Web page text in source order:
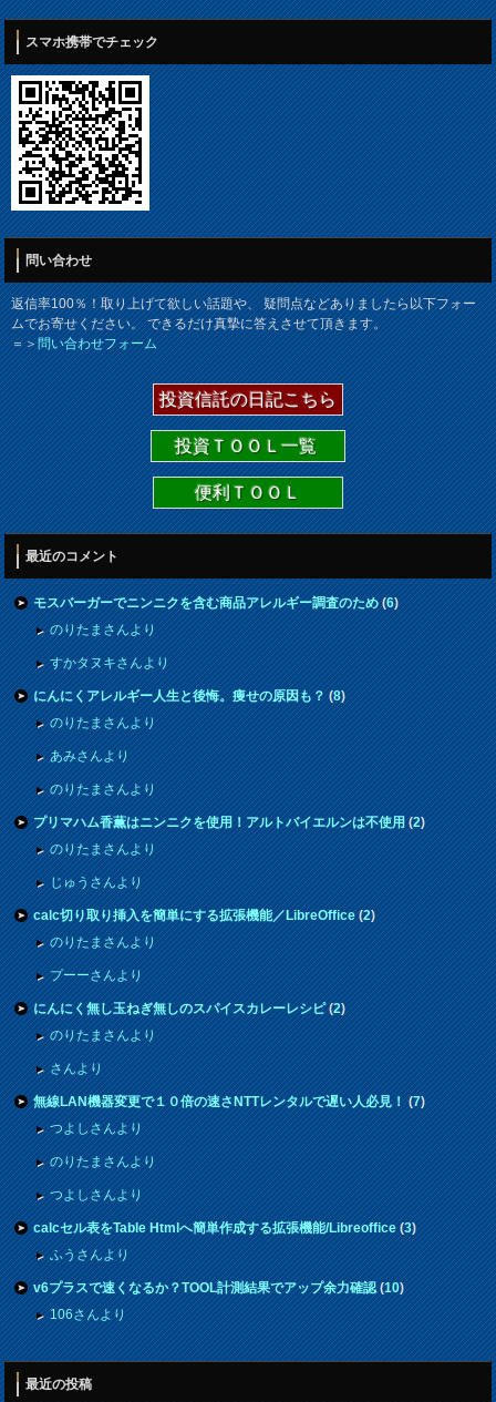
スマホ携帯でチェック
問い合わせ
返信率100％！取り上げて欲しい話題や、 疑問点などありましたら以下フォー
ムでお寄せください。 できるだけ真摯に答えさせて頂きます。
＝＞問い合わせフォーム
投資信託の日記こちら
投資ＴＯＯＬ一覧
便利ＴＯＯＬ
最近のコメント
モスバーガーでニンニクを含む商品アレルギー調査のため(6)
のりたまさんより
すかタヌキさんより
にんにくアレルギー人生と後悔。痩せの原因も？(8)
のりたまさんより
あみさんより
のりたまさんより
プリマハム香薫はニンニクを使用！アルトバイエルンは不使用(2)
のりたまさんより
じゅうさんより
calc切り取り挿入を簡単にする拡張機能／LibreOffice(2)
のりたまさんより
プーーさんより
にんにく無し玉ねぎ無しのスパイスカレーレシピ(2)
のりたまさんより
さんより
無線LAN機器変更で１０倍の速さNTTレンタルで遅い人必見！(7)
つよしさんより
のりたまさんより
つよしさんより
calcセル表をTable Htmlへ簡単作成する拡張機能/Libreoffice(3)
ふうさんより
v6プラスで速くなるか？TOOL計測結果でアップ余力確認(10)
106さんより
最近の投稿